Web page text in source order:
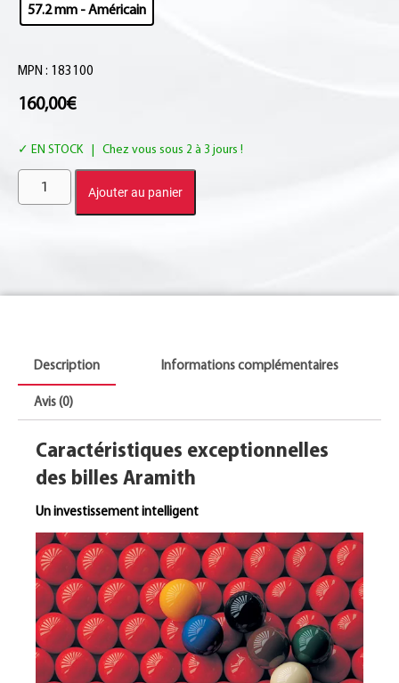
57.2 mm - Américain
MPN : 183100
160,00€
EN STOCK
Ajouter au panier
Description Informations complémentaires
Avis (0)
Caractéristiques exceptionnelles
des billes Aramith
Un investissement intelligent